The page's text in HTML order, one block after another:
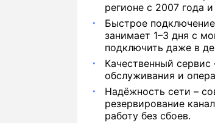
регионе с 2007 года
Быстрое
занимает 1–3 дня с
подключить даже в
Качественный сервис
обслуживания и
Надёжность сети –
резервирование
работу без сбоев.